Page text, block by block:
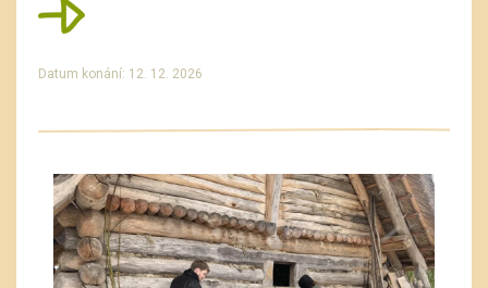
Datum konání: 12. 12. 2026